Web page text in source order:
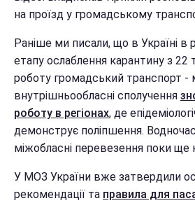
на проїзд у громадському
Раніше ми писали, що в Україні в
етапу ослаблення карантину з 22
роботу громадський транспорт -
внутрішньообласні сполучення
роботу в регіонах, де
демонструє поліпшення.
міжобласні перевезення поки ще
У МОЗ України вже затвердили
рекомендації та правила для